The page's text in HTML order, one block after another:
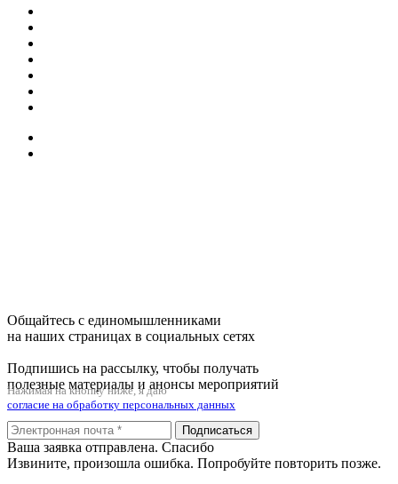
Общайтесь с единомышленниками
на наших страницах в социальных сетях
Подпишись на рассылку, чтобы получать
полезные материалы и анонсы мероприятий
Нажимая на кнопку ниже, я даю
согласие на обработку персональных данных
Подписаться
Ваша заявка отправлена. Спасибо
Извините, произошла ошибка. Попробуйте повторить позже.